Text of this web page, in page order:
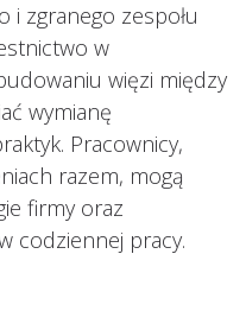
i zgranego zespołu
w
więzi między
wymianę
Pracownicy,
razem, mogą
firmy oraz
codziennej pracy.